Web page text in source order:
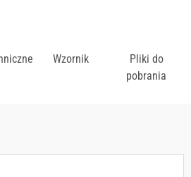
kolorystycznych.
Wzornik
Pliki do
pobrania